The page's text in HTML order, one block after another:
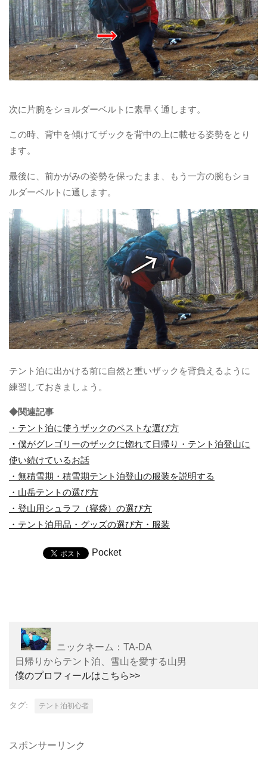
次に片腕をショルダーベルトに素早く通します。
この時、背中を傾けてザックを背中の上に載せる姿勢をとり
ます。
最後に、前かがみの姿勢を保ったまま、もう一方の腕もショ
ルダーベルトに通します。
テント泊に出かける前に自然と重いザックを背負えるように
練習しておきましょう。
◆関連記事
・テント泊に使うザックのベストな選び方
・ 僕がグレゴリーのザックに惚れて日帰り・テント泊登山に
使い続けているお話
・無積雪期・積雪期テント泊登山の服装を説明する
・山岳テントの選び方
・登山用シュラフ（寝袋）の選び方
・テント泊用品・グッズの選び方・服装
Pocket
ニックネーム：TA-DA
日帰りからテント泊、雪山を愛する山男
僕のプロフィールはこちら>>
タグ: テント泊初心者
スポンサーリンク